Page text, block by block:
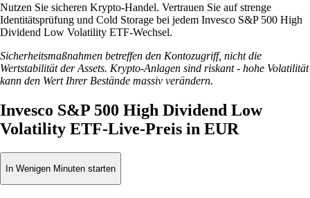
Nutzen Sie sicheren Krypto-Handel. Vertrauen Sie auf strenge
Identitätsprüfung und Cold Storage bei jedem Invesco S&P 500 High
Dividend Low Volatility ETF-Wechsel.
Sicherheitsmaßnahmen betreffen den Kontozugriff, nicht die
Wertstabilität der Assets. Krypto-Anlagen sind riskant - hohe Volatilität
kann den Wert Ihrer Bestände massiv verändern.
Invesco S&P 500 High Dividend Low
Volatility ETF-Live-Preis in EUR
In Wenigen Minuten starten